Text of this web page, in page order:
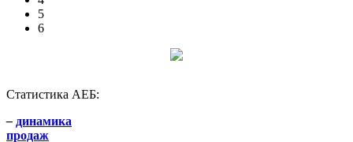
5
6
Статистика АЕБ:
– динамика
продаж